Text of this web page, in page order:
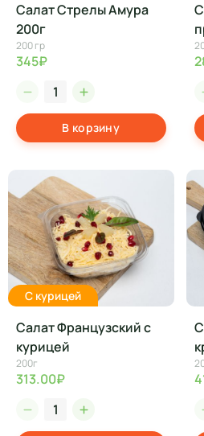
Салат Стрелы Амура
200г
200 гр
345₽
В корзину
С курицей
Салат Французский с
курицей
200г
313.00₽